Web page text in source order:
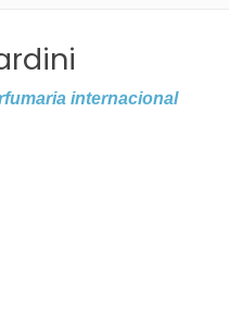
internacional